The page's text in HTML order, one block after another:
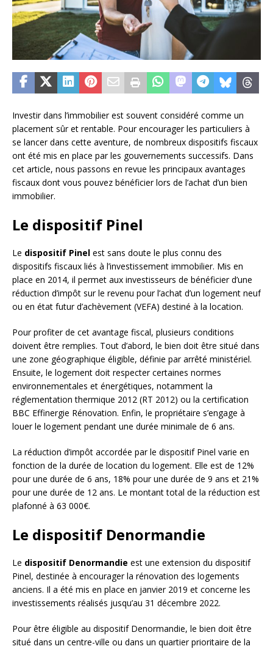
Investir dans l’immobilier est souvent considéré comme un
placement sûr et rentable. Pour encourager les particuliers à
se lancer dans cette aventure, de nombreux dispositifs fiscaux
ont été mis en place par les gouvernements successifs. Dans
cet article, nous passons en revue les principaux avantages
fiscaux dont vous pouvez bénéficier lors de l’achat d’un bien
immobilier.
Le dispositif Pinel
Le dispositif Pinel est sans doute le plus connu des
dispositifs fiscaux liés à l’investissement immobilier. Mis en
place en 2014, il permet aux investisseurs de bénéficier d’une
réduction d’impôt sur le revenu pour l’achat d’un logement neuf
ou en état futur d’achèvement (VEFA) destiné à la location.
Pour profiter de cet avantage fiscal, plusieurs conditions
doivent être remplies. Tout d’abord, le bien doit être situé dans
une zone géographique éligible, définie par arrêté ministériel.
Ensuite, le logement doit respecter certaines normes
environnementales et énergétiques, notamment la
réglementation thermique 2012 (RT 2012) ou la certification
BBC Effinergie Rénovation. Enfin, le propriétaire s’engage à
louer le logement pendant une durée minimale de 6 ans.
La réduction d’impôt accordée par le dispositif Pinel varie en
fonction de la durée de location du logement. Elle est de 12%
pour une durée de 6 ans, 18% pour une durée de 9 ans et 21%
pour une durée de 12 ans. Le montant total de la réduction est
plafonné à 63 000€.
Le dispositif Denormandie
Le dispositif Denormandie est une extension du dispositif
Pinel, destinée à encourager la rénovation des logements
anciens. Il a été mis en place en janvier 2019 et concerne les
investissements réalisés jusqu’au 31 décembre 2022.
Pour être éligible au dispositif Denormandie, le bien doit être
situé dans un centre-ville ou dans un quartier prioritaire de la